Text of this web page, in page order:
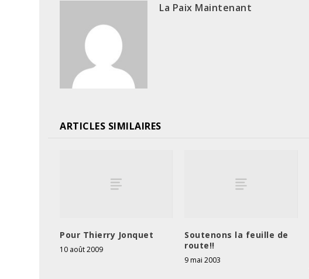
La Paix Maintenant
ARTICLES SIMILAIRES
Pour Thierry Jonquet
10 août 2009
Soutenons la feuille de
route!!
9 mai 2003